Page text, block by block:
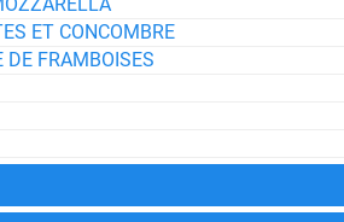
ET CONCOMBRE
DE FRAMBOISES